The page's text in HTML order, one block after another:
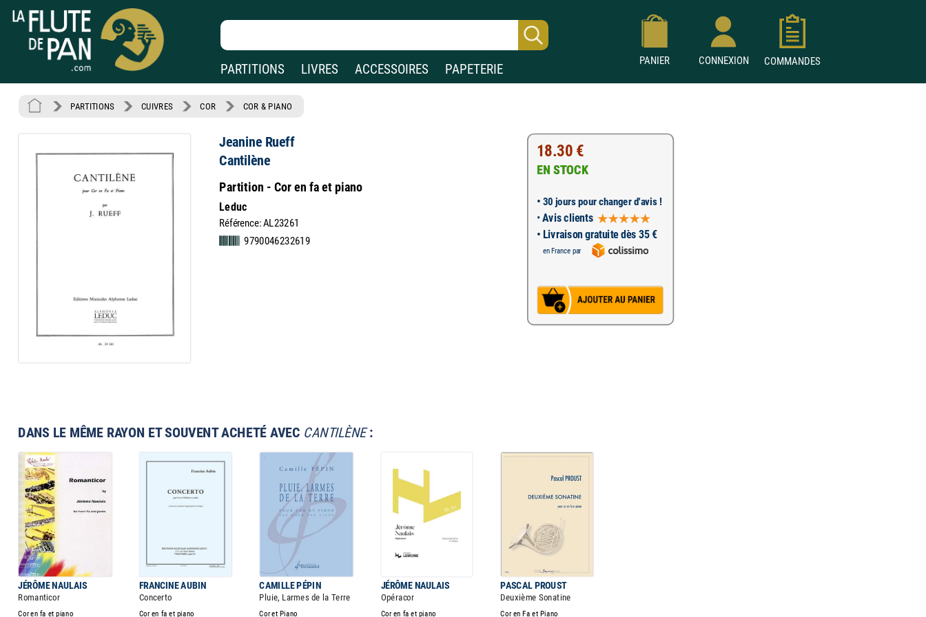
PARTITIONS LIVRES ACCESSOIRES PAPETERIE
PANIER CONNEXION COMMANDES
PARTITIONS CUIVRES COR COR & PIANO
Jeanine Rueff
Cantilène
Partition - Cor en fa et piano
Leduc
Référence: AL23261
9790046232619
18.30 €
EN STOCK
• 30 jours pour changer d'avis !
•Avis clients
• Livraison gratuite dès 35 €
en France par
DANS LE MÊME RAYON ET SOUVENT ACHETÉ AVEC CANTILÈNE:
JÉRÔME NAULAIS FRANCINE AUBIN CAMILLE PÉPIN JÉRÔME NAULAIS PASCAL PROUST
Romanticor Concerto Pluie, Larmes de la Terre Opéracor Deuxième Sonatine
Cor en fa et piano Cor en fa et piano Cor et Piano Cor en fa et piano Cor en Fa et Piano